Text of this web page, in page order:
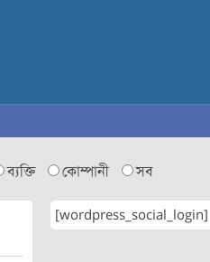
ব্যক্তি কোম্পানী সব
[wordpress_social_login]